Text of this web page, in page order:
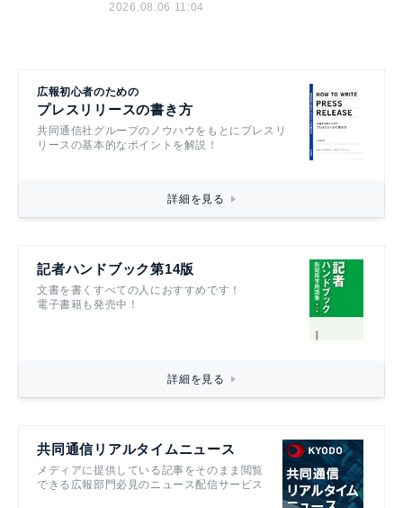
2026.08.06 11:04
広報初心者のための
プレスリリースの書き方
共同通信社グループのノウハウをもとにプレスリ
リースの基本的なポイントを解説！
詳細を見る
記者ハンドブック第14版
文書を書くすべての人におすすめです！
電子書籍も発売中！
詳細を見る
共同通信リアルタイムニュース
メディアに提供している記事をそのまま閲覧
できる広報部門必見のニュース配信サービス